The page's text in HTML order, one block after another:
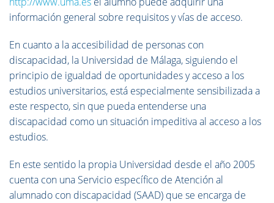
información general sobre requisitos y vías de acceso.
En cuanto a la accesibilidad de personas con
discapacidad, la Universidad de Málaga, siguiendo el
principio de igualdad de oportunidades y acceso a los
estudios universitarios, está especialmente sensibilizada a
este respecto, sin que pueda entenderse una
discapacidad como un situación impeditiva al acceso a los
estudios.
En este sentido la propia Universidad desde el año 2005
cuenta con una Servicio específico de Atención al
alumnado con discapacidad (SAAD) que se encarga de